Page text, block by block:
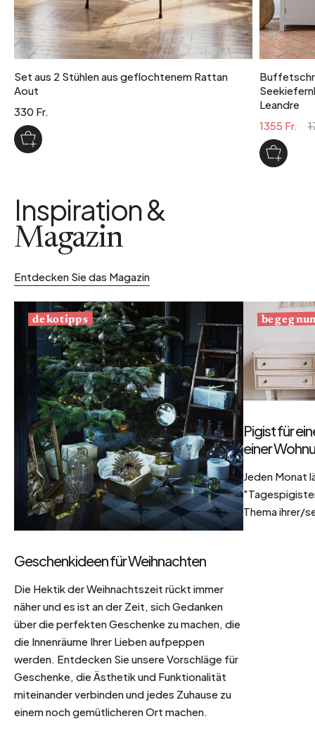
Set aus 2 Stühlen aus geflochtenem Rattan
Aout
330 Fr.
Leandre
1355 Fr.
Inspiration &
Magazin
Entdecken Sie das Magazin
dekotipps
Geschenkideen für Weihnachten
Die Hektik der Weihnachtszeit rückt immer
näher und es ist an der Zeit, sich Gedanken
über die perfekten Geschenke zu machen, die
die Innenräume Ihrer Lieben aufpeppen
werden. Entdecken Sie unsere Vorschläge für
Geschenke, die Ästhetik und Funktionalität
miteinander verbinden und jedes Zuhause zu
einem noch gemütlicheren Ort machen.
Pigist für
einer
Jeden Monat
Thema ihrer/